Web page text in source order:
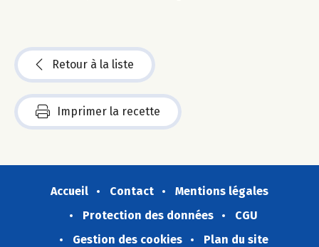
Retour à la liste
Imprimer la recette
Accueil Contact
Mentions légales
Protection des données
CGU
Gestion des cookies
Plan du site